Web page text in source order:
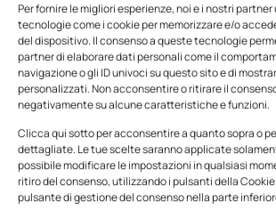
Per fornire le migliori esperienze, noi e i nostri
tecnologie come i cookie per memorizzare e/o
del dispositivo. Il consenso a queste tecnologie
partner di elaborare dati personali come il
navigazione o gli ID univoci su questo sito e di
personalizzati. Non acconsentire o ritirare il
negativamente su alcune caratteristiche e funzioni.
Clicca qui sotto per acconsentire a quanto sopra o
dettagliate. Le tue scelte saranno applicate
possibile modificare le impostazioni in qualsiasi
ritiro del consenso, utilizzando i pulsanti della
pulsante di gestione del consenso nella parte
Edicola Web
Notizie da Meccanicanews